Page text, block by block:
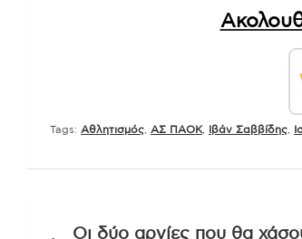
Tags: Αθλητισμός ΑΣ ΠΑΟΚ, Ιβάν Σαββίδης
Οι δύο αργίες που θα